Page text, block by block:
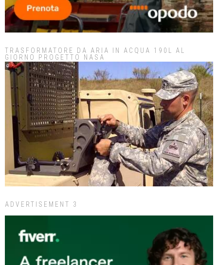
TRASFORMATORE DA ARIA IN ACQUA 190L AL
GIORNO PROGETTO NASA
ADVERTISEMENT 3